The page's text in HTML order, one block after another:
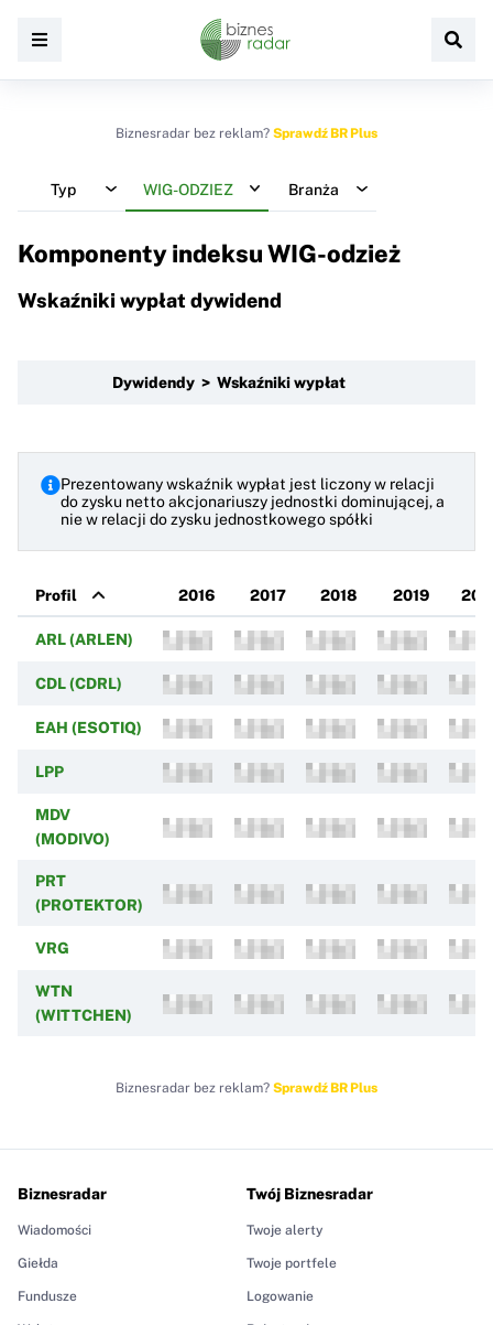
Biznesradar bez reklam? Sprawdź BR Plus
Typ WIG-ODZIEZ Branża
Komponenty indeksuWIG-odzież
Wskaźniki wypłat dywidend
Dywidendy > Wskaźniki wypłat
Prezentowany wskaźnik wypłat jest liczony w relacji
do zysku netto akcjonariuszy jednostki dominującej, a
nie w relacji do zysku jednostkowego spółki
Profil 2016 2017 2018 2019
ARL (ARLEN)
CDL (CDRL)
EAH (ESOTIQ)
LPP
MDV
(MODIVO)
PRT
(PROTEKTOR)
VRG
WTN
(WITTCHEN)
Biznesradar bez reklam? Sprawdź BR Plus
Biznesradar
Wiadomości
Giełda
Fundusze
Twój Biznesradar
Twoje alerty
Twoje portfele
Logowanie